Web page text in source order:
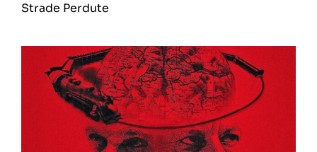
Articoli
Strade Perdute